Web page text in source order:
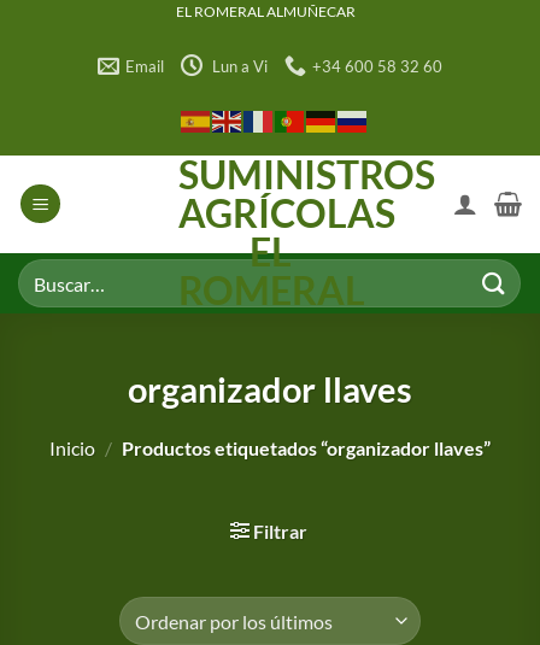
EL ROMERAL ALMUÑECAR
Email Lun a Vi +34 600 58 32 60
SUMINISTROS
AGRÍCOLAS
EL
ROMERAL
Buscar
por:
organizador llaves
Inicio / Productos etiquetados “organizador llaves”
Filtrar